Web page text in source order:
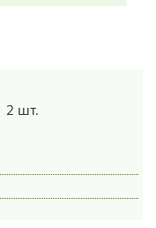
2 шт.